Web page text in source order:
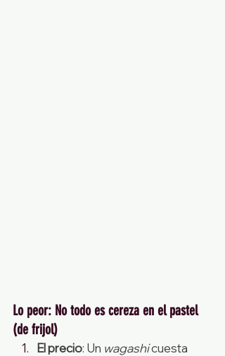
Lo peor: No todo es cereza en el pastel
(de frijol)
El precio: Un wagashi cuesta